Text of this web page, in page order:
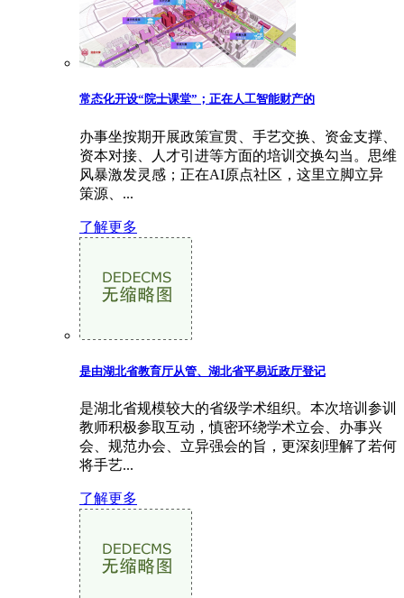
常态化开设“院士课堂”；正在人工智能财产的
办事坐按期开展政策宣贯、手艺交换、资金支撑、
资本对接、人才引进等方面的培训交换勾当。思维
风暴激发灵感；正在AI原点社区，这里立脚立异
策源、...
了解更多
是由湖北省教育厅从管、湖北省平易近政厅登记
是湖北省规模较大的省级学术组织。本次培训参训
教师积极参取互动，慎密环绕学术立会、办事兴
会、规范办会、立异强会的旨，更深刻理解了若何
将手艺...
了解更多